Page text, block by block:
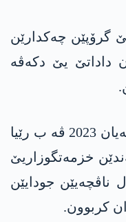
گرۆپێن چەکدارێن
یێ دکەڤە
ئارتێشا ترکیێ ژ رۆژا 23 بەرچلەیان 2023 ڤە ب رێیا
خزمەتگوزاریێ
جودایێن
کربوون.